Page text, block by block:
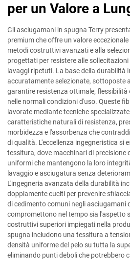
per un Valore a
Gli asciugamani in spugna Terry
premium che offre un valore
metodi costruttivi avanzati e alla
progettati per resistere alle
lavaggi ripetuti. La base della durabilità
accuratamente selezionate, sottoposte
garantire resistenza ottimale, flessibilità
nelle normali condizioni d'uso. Queste
lavorate mediante tecniche
caratteristiche naturali di resistenza,
morbidezza e l'assorbenza che
di qualità. L'eccellenza ingegneristica si
tessitura, dove macchinari di precisione
uniformi che mantengono la loro
lavaggio e asciugatura senza
L'ingegneria avanzata della durabilità
doppiamente cuciti per prevenire
di cedimento comuni negli asciugamani
compromettono nel tempo sia l'aspetto
costruttivi superiori impiegati nella
spugna includono una tessitura a
densità uniforme del pelo su tutta la
eliminando punti deboli che potrebbero